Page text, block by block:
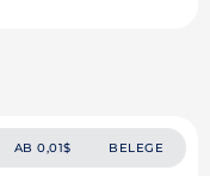
AB 0,01$ BELEGE